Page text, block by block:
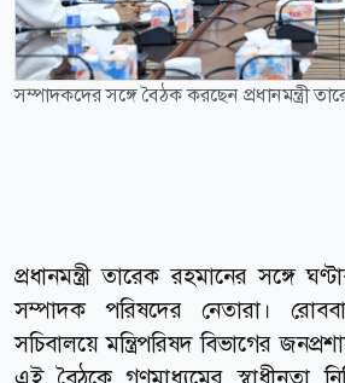
সম্পাদকদের সঙ্গে বৈঠক করছেন প্রধানমন্ত্রী
প্রধানমন্ত্রী তারেক রহমানের সঙ্গে
সম্পাদক পরিষদের নেতারা।
সচিবালয়ে মন্ত্রিপরিষদ বিভাগের